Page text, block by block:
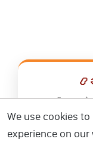
📿
सभी व्रत,
We use cookies
experience on